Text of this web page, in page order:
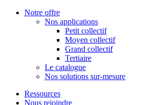
Notre offre
Nos applications
Petit collectif
Moyen collectif
Grand collectif
Tertiaire
Le catalogue
Nos solutions sur-mesure
Ressources
Nous rejoindre